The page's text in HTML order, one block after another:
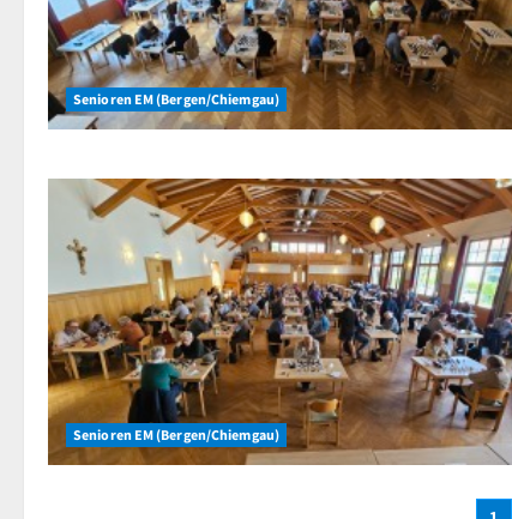
Senioren EM (Bergen/Chiemgau)
Senioren EM (Bergen/Chiemgau)